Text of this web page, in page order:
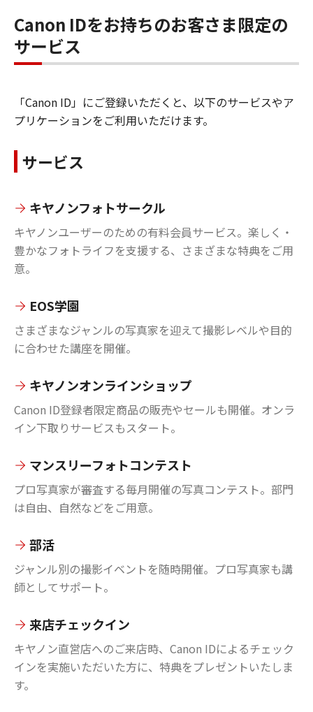
Canon IDをお持ちのお客さま限定の
サービス
「Canon ID」にご登録いただくと、以下のサービスやア
プリケーションをご利用いただけます。
サービス
キヤノンフォトサークル
キヤノンユーザーのための有料会員サービス。楽しく・
豊かなフォトライフを支援する、さまざまな特典をご用
意。
EOS学園
さまざまなジャンルの写真家を迎えて撮影レベルや目的
に合わせた講座を開催。
キヤノンオンラインショップ
Canon ID登録者限定商品の販売やセールも開催。オンラ
イン下取りサービスもスタート。
マンスリーフォトコンテスト
プロ写真家が審査する毎月開催の写真コンテスト。部門
は自由、自然などをご用意。
部活
ジャンル別の撮影イベントを随時開催。プロ写真家も講
師としてサポート。
来店チェックイン
キヤノン直営店へのご来店時、Canon IDによるチェック
インを実施いただいた方に、特典をプレゼントいたしま
す。